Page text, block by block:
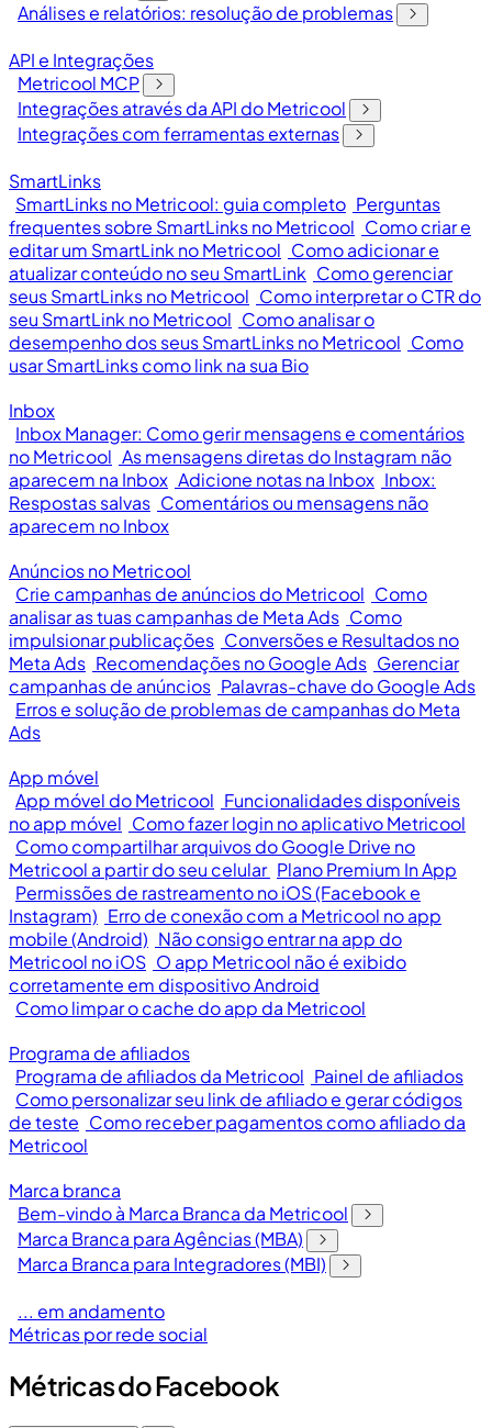
Análises e relatórios: resolução de problemas
API e Integrações
Metricool MCP
Integrações através da API do Metricool
Integrações com ferramentas externas
SmartLinks
SmartLinks no Metricool: guia completo Perguntas
frequentes sobre SmartLinks no Metricool Como criar e
editar um SmartLink no Metricool Como adicionar e
atualizar conteúdo no seu SmartLink Como gerenciar
seus SmartLinks no Metricool Como interpretar o CTR do
seu SmartLink no Metricool Como analisar o
desempenho dos seus SmartLinks no Metricool Como
usar SmartLinks como link na sua Bio
Inbox
Inbox Manager: Como gerir mensagens e comentários
no Metricool As mensagens diretas do Instagram não
aparecem na Inbox Adicione notas na Inbox Inbox:
Respostas salvas Comentários ou mensagens não
aparecem no Inbox
Anúncios no Metricool
Crie campanhas de anúncios do Metricool Como
analisar as tuas campanhas de Meta Ads Como
impulsionar publicações Conversões e Resultados no
Meta Ads Recomendações no Google Ads Gerenciar
campanhas de anúncios Palavras-chave do Google Ads
Erros e solução de problemas de campanhas do Meta
Ads
App móvel
App móvel do Metricool Funcionalidades disponíveis
no app móvel Como fazer login no aplicativo Metricool
Como compartilhar arquivos do Google Drive no
Metricool a partir do seu celular Plano Premium In App
Permissões de rastreamento no iOS (Facebook e
Instagram) Erro de conexão com a Metricool no app
mobile (Android) Não consigo entrar na app do
Metricool no iOS O app Metricool não é exibido
corretamente em dispositivo Android
Como limpar o cache do app da Metricool
Programa de afiliados
Programa de afiliados da Metricool Painel de afiliados
Como personalizar seu link de afiliado e gerar códigos
de teste Como receber pagamentos como afiliado da
Metricool
Marca branca
Bem-vindo à Marca Branca da Metricool
Marca Branca para Agências (MBA)
Marca Branca para Integradores (MBI)
... em andamento
Métricas por rede social
Métricas do Facebook